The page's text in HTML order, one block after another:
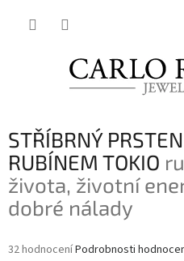
STŘÍBRNÝ
RUBÍNEM TOKIO
života, životní
dobré nálady
Průměrné
32 hodnoceníPodrobnosti